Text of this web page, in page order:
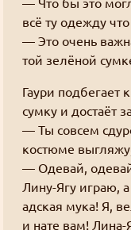
всё ту одежду
— Это очень
той зелёной
Гаури подбегает
сумку и достаёт
— Ты совсем
костюме
— Одевай,
Лину-Ягу играю,
адская мука! Я,
и нате вам! Лина-
минимальный
этого поста
Tl; dr:
Или просто
это сделать —
Или ждите пока я
Я соберусь, но
навалилось очень
А ещё можно